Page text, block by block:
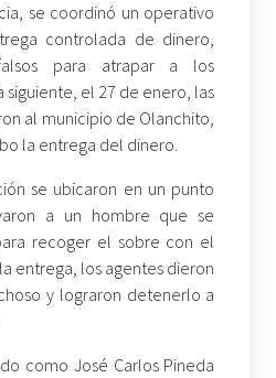
se coordinó un operativo
controlada de dinero,
para atrapar a los
siguiente, el 27 de enero, las
al municipio de Olanchito,
la entrega del dinero.
se ubicaron en un punto
a un hombre que se
recoger el sobre con el
entrega, los agentes dieron
y lograron detenerlo a
como José Carlos Pineda